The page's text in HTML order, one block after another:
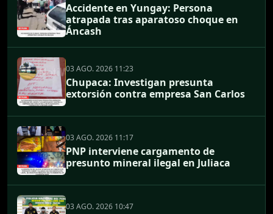
Accidente en Yungay: Persona
atrapada tras aparatoso choque en
Áncash
03 AGO. 2026 11:23
Chupaca: Investigan presunta
extorsión contra empresa San Carlos
03 AGO. 2026 11:17
PNP interviene cargamento de
presunto mineral ilegal en Juliaca
03 AGO. 2026 10:47